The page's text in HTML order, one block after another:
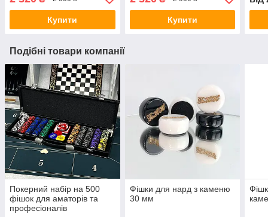
Купити Купити
Подібні товари компанії
Покерний набір на 500
фішок для аматорів та
професіоналів
Фішки для нард з каменю
30 мм